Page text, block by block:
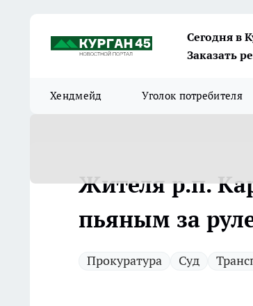
Сегодня в
Заказать
Хендмейд Уголок потребителя
Жителя р.п.
пьяным за
Прокуратура Суд